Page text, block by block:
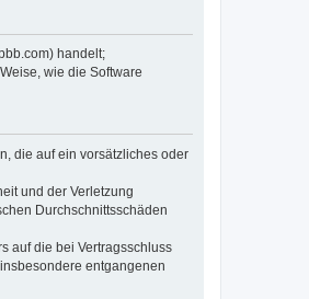
handelt;
wie die Software
die auf ein vorsätzliches oder
und der Verletzung
Durchschnittsschäden
auf die bei Vertragsschluss
entgangenen